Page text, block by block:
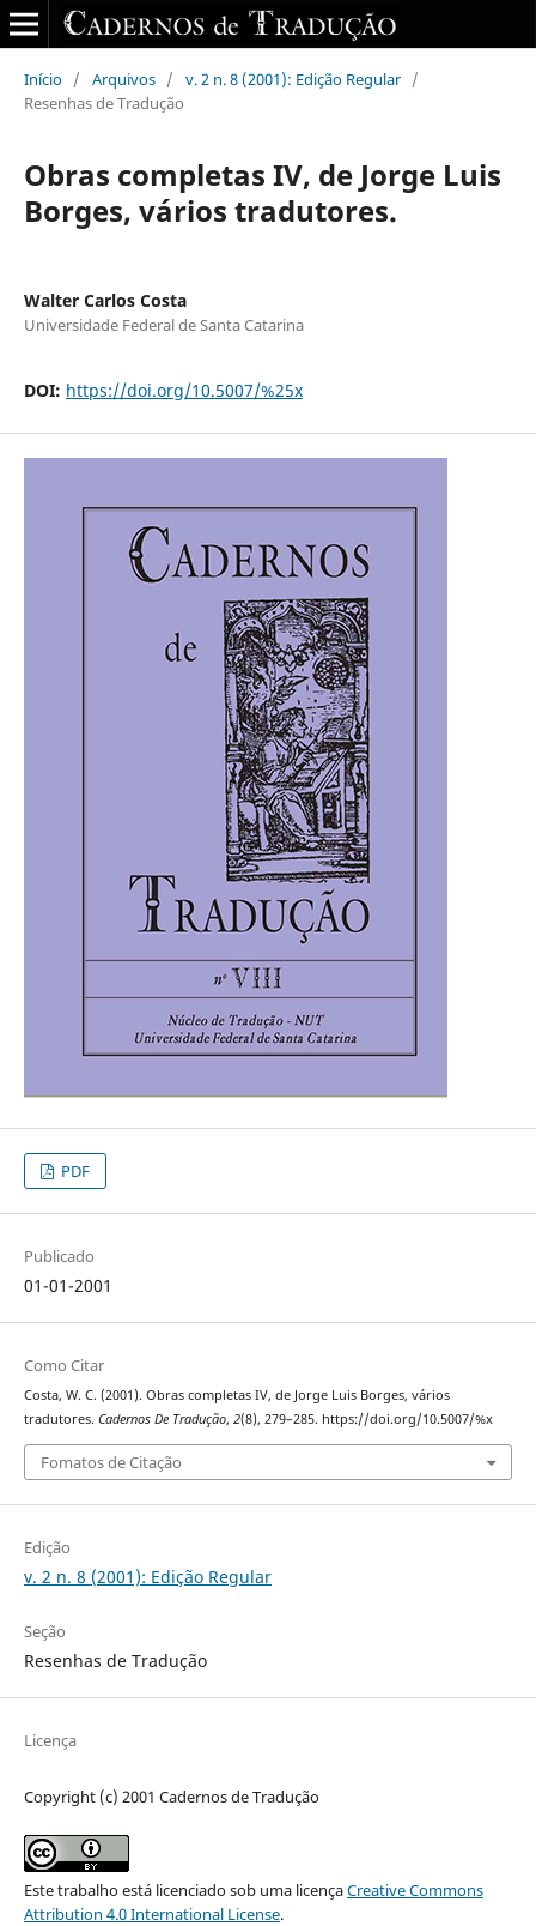
Início / Arquivos / v. 2 n. 8 (2001): Edição Regular /
Resenhas de Tradução
Obras completas IV, de Jorge Luis
Borges, vários tradutores.
Walter Carlos Costa
Universidade Federal de Santa Catarina
DOI: https://doi.org/10.5007/%25x
PDF
Publicado
01-01-2001
Como Citar
Costa, W. C. (2001). Obras completas IV, de Jorge Luis Borges, vários
tradutores. Cadernos De Tradução, 2(8), 279–285. https://doi.org/10.5007/%x
Fomatos de Citação
Edição
v. 2 n. 8 (2001): Edição Regular
Seção
Resenhas de Tradução
Licença
Copyright (c) 2001 Cadernos de Tradução
Este trabalho está licenciado sob uma licençaCreative Commons
Attribution 4.0 International License.